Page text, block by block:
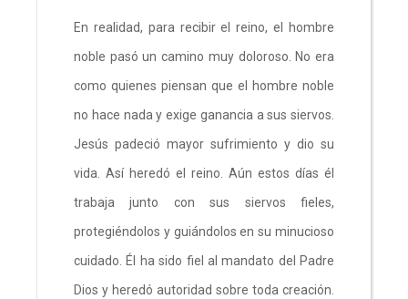
En realidad, para recibir el reino, el hombre
noble pasó un camino muy doloroso. No era
como quienes piensan que el hombre noble
no hace nada y exige ganancia a sus siervos.
Jesús padeció mayor sufrimiento y dio su
vida. Así heredó el reino. Aún estos días él
trabaja junto con sus siervos fieles,
protegiéndolos y guiándolos en su minucioso
cuidado. Él ha sido fiel al mandato del Padre
Dios y heredó autoridad sobre toda creación.